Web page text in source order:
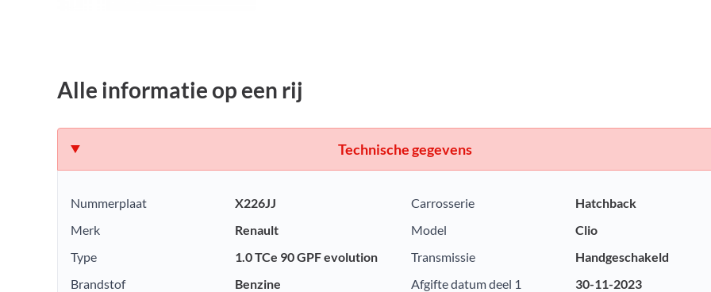
Alle informatie op een rij
Technische gegevens
Nummerplaat X226JJ Carrosserie
Hatchback
Merk
Renault Model
Clio
Type
1.0 TCe 90 GPF evolution Transmissie
Handgeschakeld
Brandstof
Benzine Afgifte datum deel 1
30-11-2023